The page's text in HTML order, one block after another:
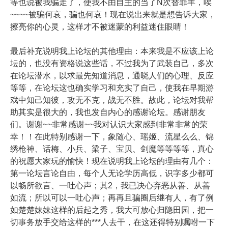
等也说被我骗走了，使我不由自主的当了N次替罪羊，唉
~~~~被骗何哀，骗也何哀！现在说出来就是想告诉大家，
擦亮你的心灵，这样才不被迷蒙的利益迷住眼睛！
最后补充说明我上论坛的其他理由：本来我是不应该上论
坛的，也没有资格说这些话，不过我为了武装自己，多次
在论坛潜水，以求最先知道消息，通晓人们的心理、反应
等等，在论坛这也确实学习和充实了自己，使我在早期游
戏中知己知彼，攻无不克，战无不胜。故此，论坛对我帮
助其实是很大的，我也发自内心的感谢论坛。感谢朋友
们。谢谢~~非常感谢~~我对认识大家感到非常非常的荣
幸！！在此特别感谢一下，象随心、瑶姬、流星么么、锦
绣枪神、话梅、小兵、梁子、宝贝、剑魔等等等等，真心
的祝愿大家玩的愉快！现在说明我上论坛的理由有几个：
第一论坛言论自由，每个人无论学历高低，识字多少都可
以畅所欲言、一吐心声；其2，我已决心弃恶从善、从善
如流；所以可以一吐心声；再再且骗圈后继有人，有了例
如楚楚妹妹这样的后起之秀，我大可放心归隐田园，把一
切事务放手交给这样的***人去干，在这还得特别嘱咐一下